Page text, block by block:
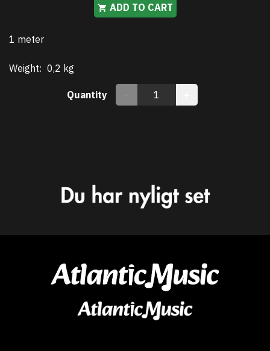
ADD TO CART
1 meter
Weight: 0,2 kg
Quantity